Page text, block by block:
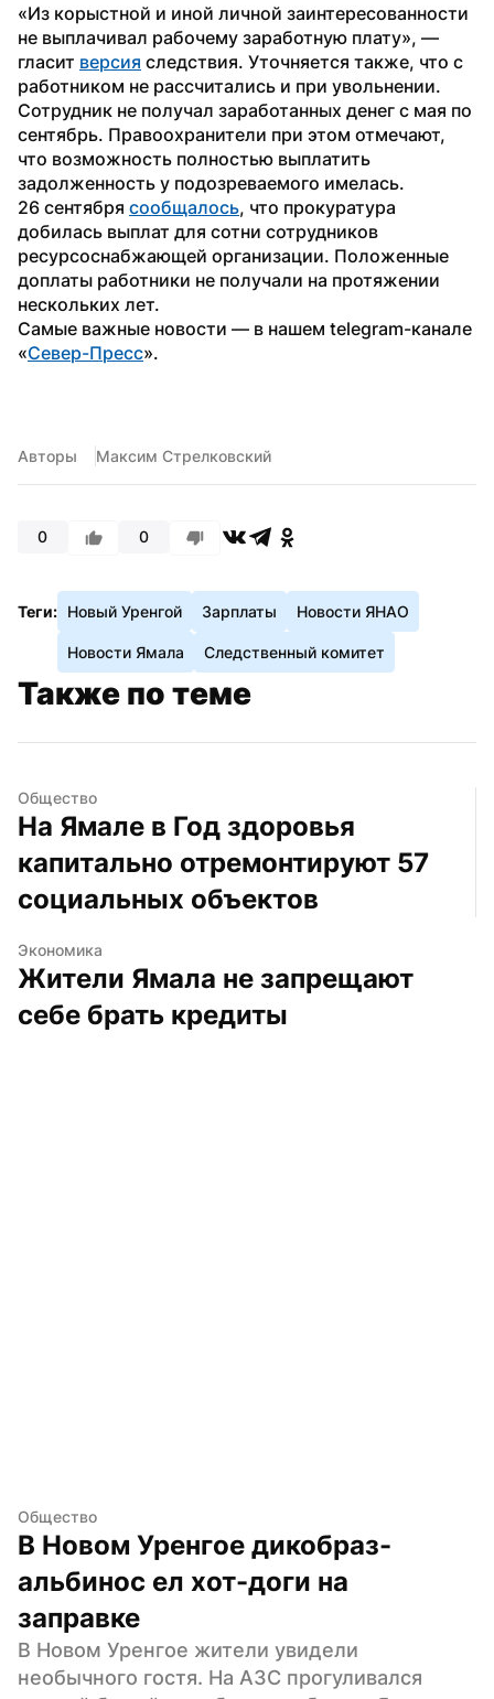
«Из корыстной и иной личной заинтересованности
не выплачивал рабочему заработную плату», —
гласит версия следствия. Уточняется также, что с
работником не рассчитались и при увольнении.
Сотрудник не получал заработанных денег с мая по
сентябрь. Правоохранители при этом отмечают,
что возможность полностью выплатить
задолженность у подозреваемого имелась.
26 сентября сообщалось, что прокуратура
добилась выплат для сотни сотрудников
ресурсоснабжающей организации. Положенные
доплаты работники не получали на протяжении
нескольких лет.
Самые важные новости — в нашем telegram-канале
«Север-Пресс».
Авторы Максим Стрелковский
0 0
Теги: Новый Уренгой Зарплаты Новости ЯНАО
Новости Ямала Следственный комитет
Также по теме
Общество
На Ямале в Год здоровья
капитально отремонтируют 57
социальных объектов
Экономика
Жители Ямала не запрещают
себе брать кредиты
Общество
В Новом Уренгое дикобраз-
альбинос ел хот-доги на
заправке
В Новом Уренгое жители увидели
необычного гостя. На АЗС прогуливался